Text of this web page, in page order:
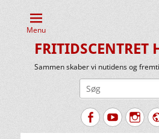
Menu
FRITIDSCENTRET
Sammen skaber vi nutidens og
Facebook